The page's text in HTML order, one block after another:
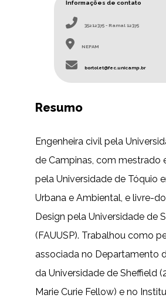
Informações de contato
35212375 - Ramal 12375
NEPAM
bortolet@fec.unicamp.br
Resumo
Engenheira civil pela
de Campinas, com mestrado
pela Universidade de Tóquio
Urbana e Ambiental, e livre-
Design pela Universidade de
(FAUUSP). Trabalhou como
associada no Departamento
da Universidade de Sheffield
Marie Curie Fellow) e no